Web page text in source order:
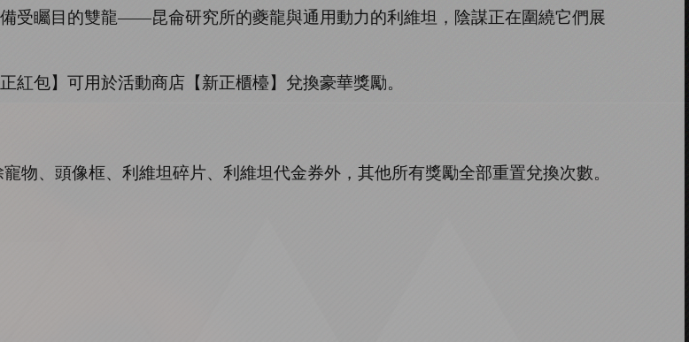
受矚目的雙龍——昆侖研究所的夔龍與通用動力的利維坦，陰謀正在圍繞它們展
包】可用於活動商店【新正櫃檯】兌換豪華獎勵。
寵物、頭像框、利維坦碎片、利維坦代金券外，其他所有獎勵全部重置兌換次數。